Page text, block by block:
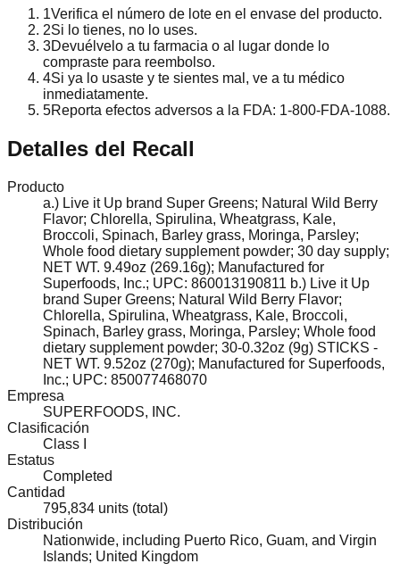
1Verifica el número de lote en el envase del producto.
2Si lo tienes, no lo uses.
3Devuélvelo a tu farmacia o al lugar donde lo
compraste para reembolso.
4Si ya lo usaste y te sientes mal, ve a tu médico
inmediatamente.
5Reporta efectos adversos a la FDA: 1-800-FDA-1088.
Detalles del Recall
Producto
a.) Live it Up brand Super Greens; Natural Wild Berry
Flavor; Chlorella, Spirulina, Wheatgrass, Kale,
Broccoli, Spinach, Barley grass, Moringa, Parsley;
Whole food dietary supplement powder; 30 day supply;
NET WT. 9.49oz (269.16g); Manufactured for
Superfoods, Inc.; UPC: 860013190811 b.) Live it Up
brand Super Greens; Natural Wild Berry Flavor;
Chlorella, Spirulina, Wheatgrass, Kale, Broccoli,
Spinach, Barley grass, Moringa, Parsley; Whole food
dietary supplement powder; 30-0.32oz (9g) STICKS -
NET WT. 9.52oz (270g); Manufactured for Superfoods,
Inc.; UPC: 850077468070
Empresa
SUPERFOODS, INC.
Clasificación
Class I
Estatus
Completed
Cantidad
795,834 units (total)
Distribución
Nationwide, including Puerto Rico, Guam, and Virgin
Islands; United Kingdom